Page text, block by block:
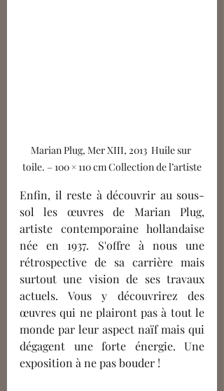
Marian Plug, Mer XIII, 2013  Huile sur
toile. – 100 × 110 cm Collection de l’artiste
Enfin, il reste à découvrir au sous-
sol les œuvres de Marian Plug,
artiste contemporaine hollandaise
née en 1937. S'offre à nous une
rétrospective de sa carrière mais
surtout une vision de ses travaux
actuels. Vous y découvrirez des
œuvres qui ne plairont pas à tout le
monde par leur aspect naïf mais qui
dégagent une forte énergie. Une
exposition à ne pas bouder !